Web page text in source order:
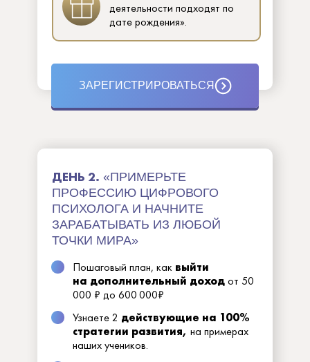
ЗАРЕГИСТРИРОВАТЬСЯ
деятельности подходят по
дате рождения».
ДЕНЬ 2. «ПРИМЕРЬТЕ
ПРОФЕССИЮ ЦИФРОВОГО
ПСИХОЛОГА И НАЧНИТЕ
ЗАРАБАТЫВАТЬ ИЗ ЛЮБОЙ
ТОЧКИ МИРА»
Узнаете 2 действующие на 100%
стратегии развития, на примерах
наших учеников.
Пошаговый план, как выйти
на дополнительный доходот 50
000 ₽ до 600 000₽